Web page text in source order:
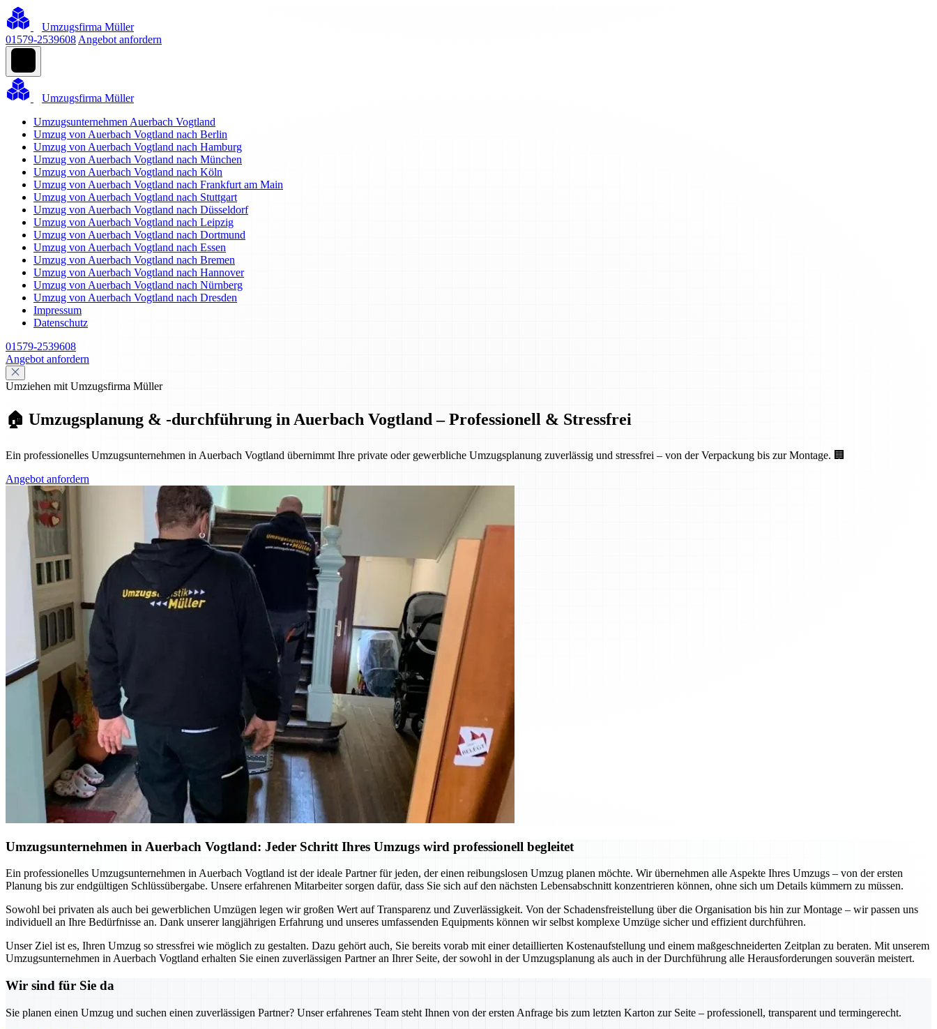
Umzugsfirma Müller
01579-2539608 Angebot anfordern
Umzugsfirma Müller
Umzugsunternehmen Auerbach Vogtland
Umzug von Auerbach Vogtland nach Berlin
Umzug von Auerbach Vogtland nach Hamburg
Umzug von Auerbach Vogtland nach München
Umzug von Auerbach Vogtland nach Köln
Umzug von Auerbach Vogtland nach Frankfurt am Main
Umzug von Auerbach Vogtland nach Stuttgart
Umzug von Auerbach Vogtland nach Düsseldorf
Umzug von Auerbach Vogtland nach Leipzig
Umzug von Auerbach Vogtland nach Dortmund
Umzug von Auerbach Vogtland nach Essen
Umzug von Auerbach Vogtland nach Bremen
Umzug von Auerbach Vogtland nach Hannover
Umzug von Auerbach Vogtland nach Nürnberg
Umzug von Auerbach Vogtland nach Dresden
Impressum
Datenschutz
01579-2539608
Angebot anfordern
Umziehen mit Umzugsfirma Müller
🏠 Umzugsplanung & -durchführung in Auerbach Vogtland – Professionell & Stressfrei
Ein professionelles Umzugsunternehmen in Auerbach Vogtland übernimmt Ihre private oder gewerbliche Umzugsplanung zuverlässig und stressfrei – von der Verpackung bis zur Montage. 🏢
Angebot anfordern
Umzugsunternehmen in Auerbach Vogtland: Jeder Schritt Ihres Umzugs wird professionell begleitet
Ein professionelles Umzugsunternehmen in Auerbach Vogtland ist der ideale Partner für jeden, der einen reibungslosen Umzug planen möchte. Wir übernehmen alle Aspekte Ihres Umzugs – von der ersten
Planung bis zur endgültigen Schlüssübergabe. Unsere erfahrenen Mitarbeiter sorgen dafür, dass Sie sich auf den nächsten Lebensabschnitt konzentrieren können, ohne sich um Details kümmern zu müssen.
Sowohl bei privaten als auch bei gewerblichen Umzügen legen wir großen Wert auf Transparenz und Zuverlässigkeit. Von der Schadensfreistellung über die Organisation bis hin zur Montage – wir passen uns
individuell an Ihre Bedürfnisse an. Dank unserer langjährigen Erfahrung und unseres umfassenden Equipments können wir selbst komplexe Umzüge sicher und effizient durchführen.
Unser Ziel ist es, Ihren Umzug so stressfrei wie möglich zu gestalten. Dazu gehört auch, Sie bereits vorab mit einer detaillierten Kostenaufstellung und einem maßgeschneiderten Zeitplan zu beraten. Mit unserem
Umzugsunternehmen in Auerbach Vogtland erhalten Sie einen zuverlässigen Partner an Ihrer Seite, der sowohl in der Umzugsplanung als auch in der Durchführung alle Herausforderungen souverän meistert.
Wir sind für Sie da
Sie planen einen Umzug und suchen einen zuverlässigen Partner? Unser erfahrenes Team steht Ihnen von der ersten Anfrage bis zum letzten Karton zur Seite – professionell, transparent und termingerecht.